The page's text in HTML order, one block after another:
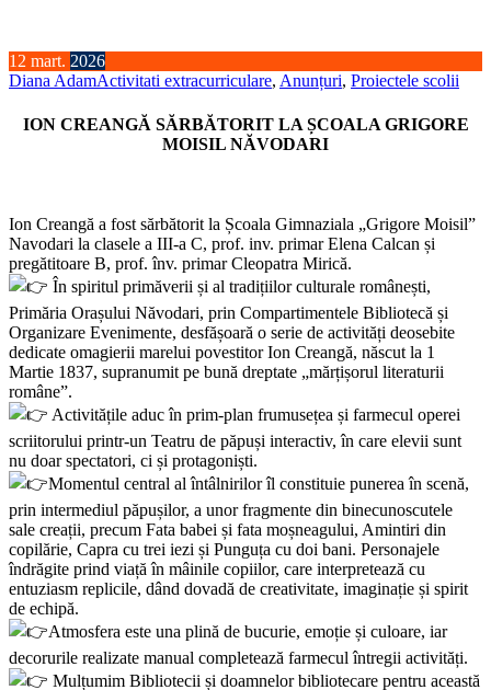
12 mart. 2026
Diana AdamActivitati extracurriculare, Anunțuri, Proiectele scolii
ION CREANGĂ SĂRBĂTORIT LA ȘCOALA GRIGORE
MOISIL NĂVODARI
Ion Creangă a fost sărbătorit la Școala Gimnaziala „Grigore Moisil”
Navodari la clasele a III-a C, prof. inv. primar Elena Calcan și
pregătitoare B, prof. înv. primar Cleopatra Mirică.
În spiritul primăverii și al tradițiilor culturale românești,
Primăria Orașului Năvodari, prin Compartimentele Bibliotecă și
Organizare Evenimente, desfășoară o serie de activități deosebite
dedicate omagierii marelui povestitor Ion Creangă, născut la 1
Martie 1837, supranumit pe bună dreptate „mărțișorul literaturii
române”.
Activitățile aduc în prim-plan frumusețea și farmecul operei
scriitorului printr-un Teatru de păpuși interactiv, în care elevii sunt
nu doar spectatori, ci și protagoniști.
Momentul central al întâlnirilor îl constituie punerea în scenă,
prin intermediul păpușilor, a unor fragmente din binecunoscutele
sale creații, precum Fata babei și fata moșneagului, Amintiri din
copilărie, Capra cu trei iezi și Punguța cu doi bani. Personajele
îndrăgite prind viață în mâinile copiilor, care interpretează cu
entuziasm replicile, dând dovadă de creativitate, imaginație și spirit
de echipă.
Atmosfera este una plină de bucurie, emoție și culoare, iar
decorurile realizate manual completează farmecul întregii activități.
Mulțumim Bibliotecii și doamnelor bibliotecare pentru această